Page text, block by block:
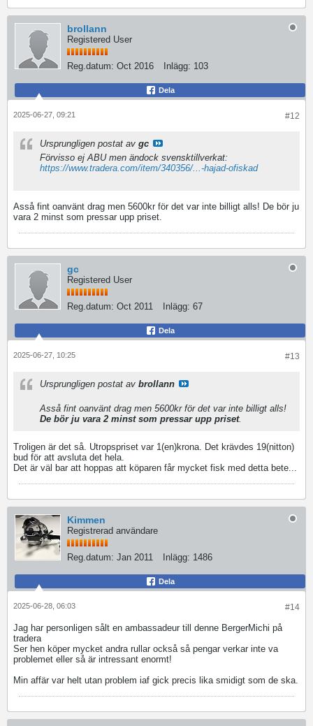
brollann
Registered User
Reg.datum: Oct 2016 Inlägg: 103
Dela
#12
2025-06-27, 09:21
Ursprungligen postat av gc
Förvisso ej ABU men ändock svensktillverkat:
https://www.tradera.com/item/340356/...-hajad-ofiskad
Asså fint oanvänt drag men 5600kr för det var inte billigt alls! De bör ju
vara 2 minst som pressar upp priset.
gc
Registered User
Reg.datum: Oct 2011 Inlägg: 67
Dela
#13
2025-06-27, 10:25
Ursprungligen postat av brollann
Asså fint oanvänt drag men 5600kr för det var inte billigt alls!
De bör ju vara 2 minst som pressar upp priset.
Troligen är det så. Utropspriset var 1(en)krona. Det krävdes 19(nitton)
bud för att avsluta det hela.
Det är väl bar att hoppas att köparen får mycket fisk med detta bete...
Kimmen
Registrerad användare
Reg.datum: Jan 2011 Inlägg: 1486
Dela
#14
2025-06-28, 06:03
Jag har personligen sålt en ambassadeur till denne BergerMichi på
tradera
Ser hen köper mycket andra rullar också så pengar verkar inte va
problemet eller så är intressant enormt!
Min affär var helt utan problem iaf gick precis lika smidigt som de ska.